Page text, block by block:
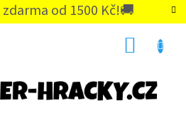
od 1500 Kč!🚚